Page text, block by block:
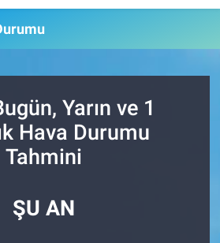
Yarın ve 1
Hava Durumu
Tahmini
ŞU AN